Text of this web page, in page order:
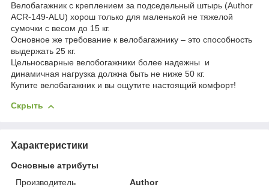
Велобагажник с креплением за подседельный штырь (Author
ACR-149-ALU) хорош только для маленькой не тяжелой
сумочки с весом до 15 кг.
Основное же требование к велобагажнику – это способность
выдержать 25 кг.
Цельносварные велобогажники более надежны и
динамичная нагрузка должна быть не ниже 50 кг.
Купите велобагажник и вы ощутите настоящий комфорт!
Скрыть
Характеристики
Основные атрибуты
Производитель
Author